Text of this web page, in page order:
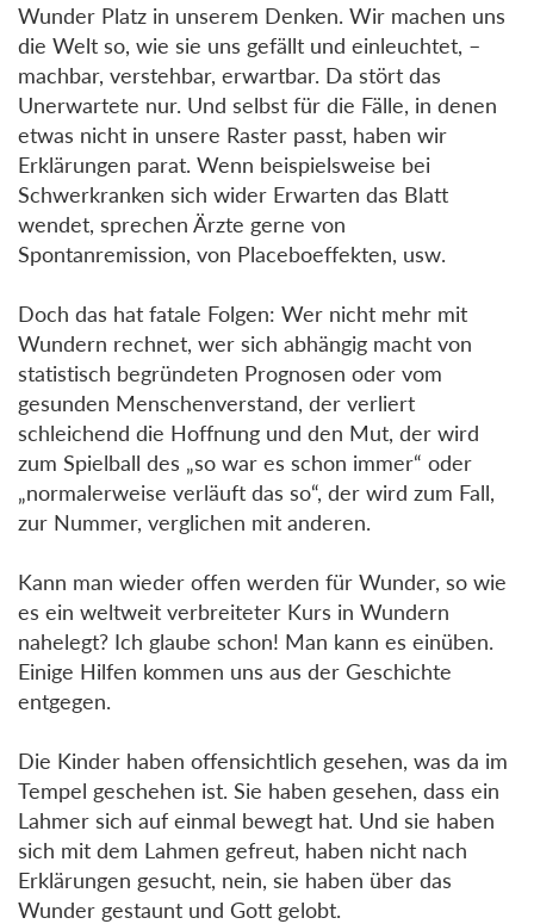
Wunder Platz in unserem Denken. Wir machen uns
die Welt so, wie sie uns gefällt und einleuchtet, –
machbar, verstehbar, erwartbar. Da stört das
Unerwartete nur. Und selbst für die Fälle, in denen
etwas nicht in unsere Raster passt, haben wir
Erklärungen parat. Wenn beispielsweise bei
Schwerkranken sich wider Erwarten das Blatt
wendet, sprechen Ärzte gerne von
Spontanremission, von Placeboeffekten, usw.
Doch das hat fatale Folgen: Wer nicht mehr mit
Wundern rechnet, wer sich abhängig macht von
statistisch begründeten Prognosen oder vom
gesunden Menschenverstand, der verliert
schleichend die Hoffnung und den Mut, der wird
zum Spielball des „so war es schon immer“ oder
„normalerweise verläuft das so“, der wird zum Fall,
zur Nummer, verglichen mit anderen.
Kann man wieder offen werden für Wunder, so wie
es ein weltweit verbreiteter Kurs in Wundern
nahelegt? Ich glaube schon! Man kann es einüben.
Einige Hilfen kommen uns aus der Geschichte
entgegen.
Die Kinder haben offensichtlich gesehen, was da im
Tempel geschehen ist. Sie haben gesehen, dass ein
Lahmer sich auf einmal bewegt hat. Und sie haben
sich mit dem Lahmen gefreut, haben nicht nach
Erklärungen gesucht, nein, sie haben über das
Wunder gestaunt und Gott gelobt.